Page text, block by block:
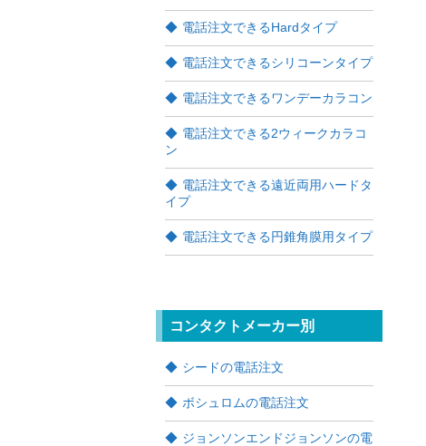
電話注文できるHardタイプ
電話注文できるシリコーンタイプ
電話注文できるワンデーカラコン
電話注文できる2ウィークカラコ
ン
電話注文できる遠近両用ハードタ
イプ
電話注文できる円錐角膜用タイプ
コンタクトメーカー別
シードの電話注文
ボシュロムの電話注文
ジョンソンエンドジョンソンの電